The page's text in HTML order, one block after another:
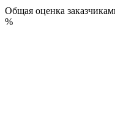
Общая оценка
%